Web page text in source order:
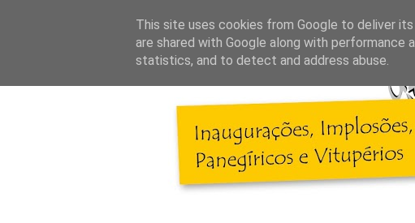
This site uses cookies from Google to deliver
are shared with Google along with
statistics, and to detect and address abuse.